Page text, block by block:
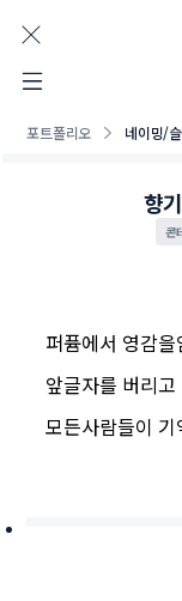
포트폴리오 네이밍/
향
콘
퍼퓸에서 영감을
앞글자를 버리
모든사람들이